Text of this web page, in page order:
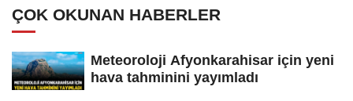
ÇOK OKUNAN HABERLER
Meteoroloji Afyonkarahisar için yeni
hava tahminini yayımladı